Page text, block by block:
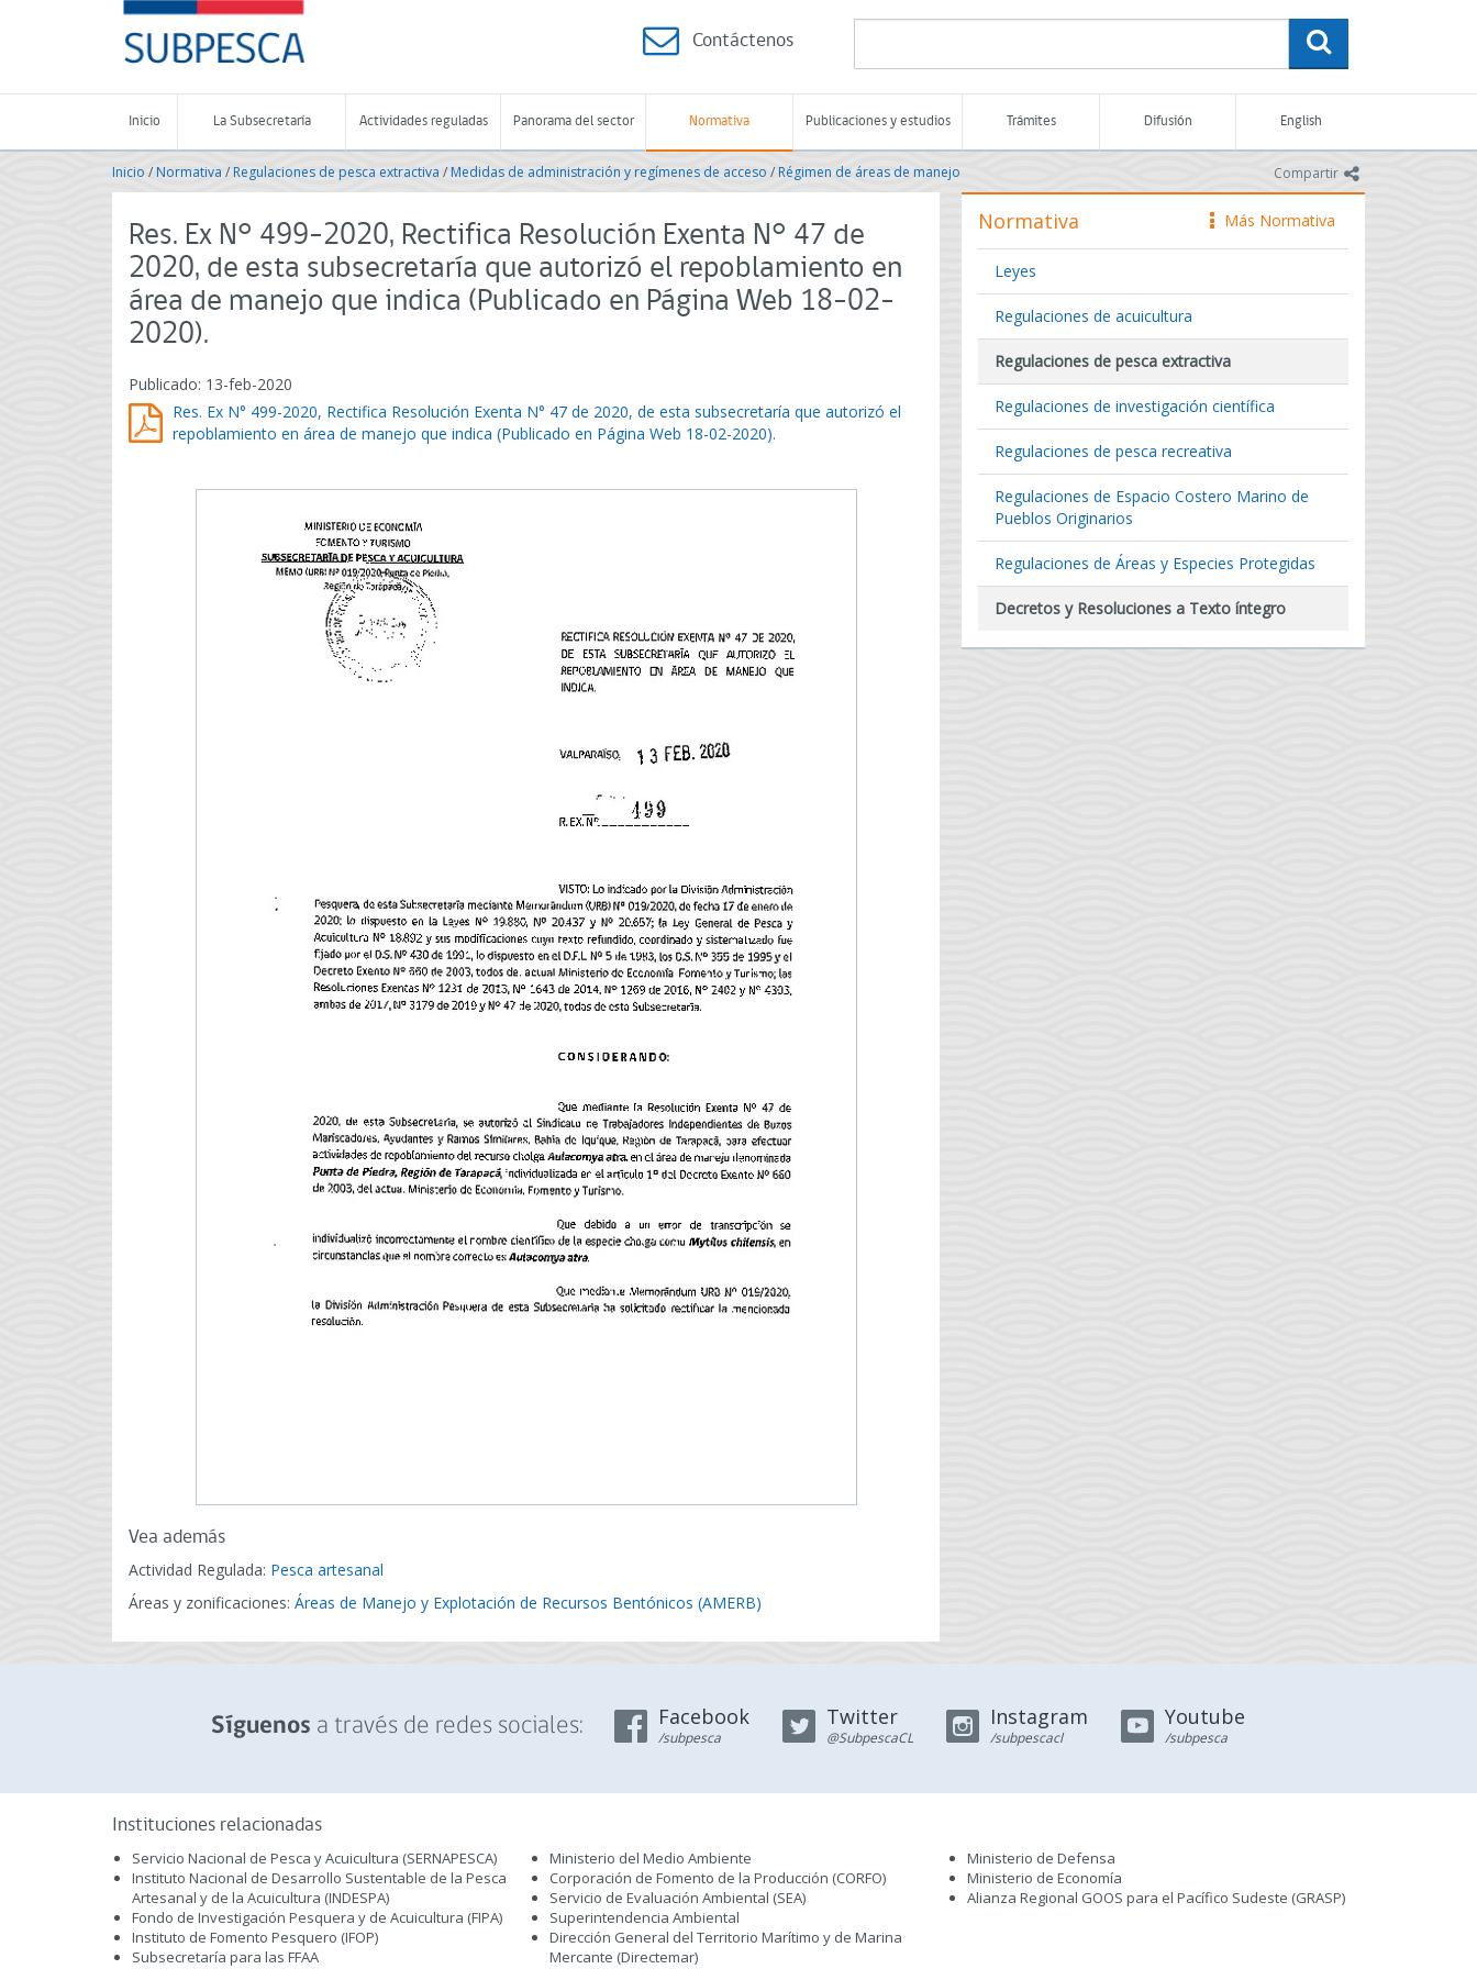
-
Subsecretaría
de
Pesca
Acuicultura
-
de
Chile
Contáctenos
Inicio La Subsecretaría Actividades reguladas Panorama del sector Normativa Publicaciones y estudios Trámites Difusión English
Compartir icono
Inicio /Normativa / Regulaciones de pesca extractiva /Medidas de administración y regímenes de acceso / Régimen de áreas de manejo
Res. Ex N° 499-2020, Rectifica Resolución Exenta N° 47 de
2020, de esta subsecretaría que autorizó el repoblamiento en
área de manejo que indica (Publicado en Página Web 18-02-
2020).
Publicado: 13-feb-2020
Res. Ex N° 499-2020, Rectifica Resolución Exenta N° 47 de 2020, de esta subsecretaría que autorizó el
repoblamiento en área de manejo que indica (Publicado en Página Web 18-02-2020).
Vea además
Actividad Regulada: Pesca artesanal
Áreas y zonificaciones: Áreas de Manejo y Explotación de Recursos Bentónicos (AMERB)
icono
Más Normativa
Normativa
Leyes
Regulaciones de acuicultura
Regulaciones de pesca extractiva
Regulaciones de investigación científica
Regulaciones de pesca recreativa
Regulaciones de Espacio Costero Marino de
Pueblos Originarios
Regulaciones de Áreas y Especies Protegidas
Decretos y Resoluciones a Texto íntegro
Síguenos a través de redes sociales: Facebook
/subpesca
Twitter
@SubpescaCL
Instagram
/subpescacl
Youtube
/subpesca
Instituciones relacionadas
Servicio Nacional de Pesca y Acuicultura (SERNAPESCA)
Instituto Nacional de Desarrollo Sustentable de la Pesca
Artesanal y de la Acuicultura (INDESPA)
Fondo de Investigación Pesquera y de Acuicultura (FIPA)
Instituto de Fomento Pesquero (IFOP)
Subsecretaría para las FFAA
Ministerio del Medio Ambiente
Corporación de Fomento de la Producción (CORFO)
Servicio de Evaluación Ambiental (SEA)
Superintendencia Ambiental
Dirección General del Territorio Marítimo y de Marina
Mercante (Directemar)
Ministerio de Defensa
Ministerio de Economía
Alianza Regional GOOS para el Pacífico Sudeste (GRASP)